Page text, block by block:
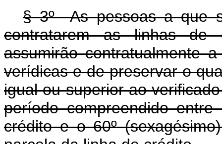
§ 3º As pessoas a que
contratarem as linhas de
assumirão contratualmente
verídicas e de preservar o
igual ou superior ao
período compreendido
crédito e o 60º